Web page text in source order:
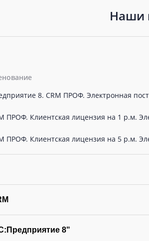
Наши
8. CRM ПРОФ. Электронная
ПРОФ. Клиентская лицензия на 1 р.м.
ПРОФ. Клиентская лицензия на 5 р.м.
8"